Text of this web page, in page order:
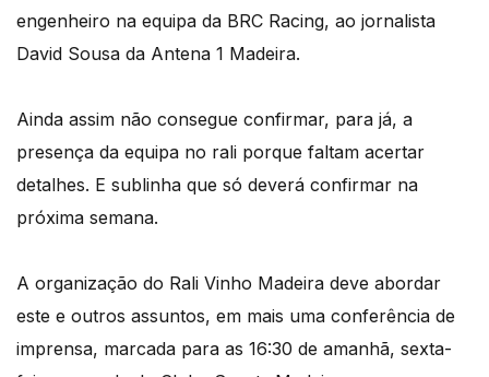
engenheiro na equipa da BRC Racing, ao jornalista
David Sousa da Antena 1 Madeira.
Ainda assim não consegue confirmar, para já, a
presença da equipa no rali porque faltam acertar
detalhes. E sublinha que só deverá confirmar na
próxima semana.
A organização do Rali Vinho Madeira deve abordar
este e outros assuntos, em mais uma conferência de
imprensa, marcada para as 16:30 de amanhã, sexta-